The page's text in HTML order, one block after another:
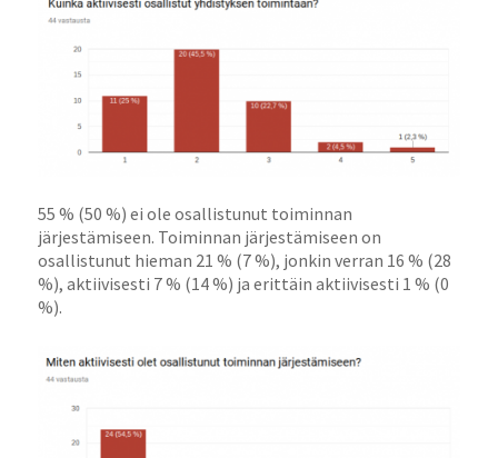
55 % (50 %) ei ole osallistunut toiminnan
järjestämiseen. Toiminnan järjestämiseen on
osallistunut hieman 21 % (7 %), jonkin verran 16 % (28
%), aktiivisesti 7 % (14 %) ja erittäin aktiivisesti 1 % (0
%).